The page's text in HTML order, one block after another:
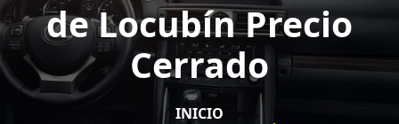
de Locubín Precio
Cerrado
INICIO